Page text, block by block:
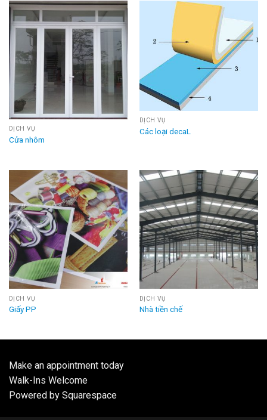
DỊCH VỤ
Cửa nhôm
DỊCH VỤ
Các loại decaL
DỊCH VỤ
Giấy PP
DỊCH VỤ
Nhà tiền chế
Make an appointment today
Walk-Ins Welcome
Powered by Squarespace